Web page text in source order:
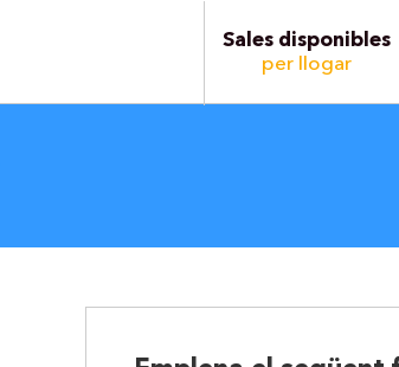
Sales disponibles
per llogar